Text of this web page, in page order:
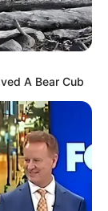
A Bear Cub